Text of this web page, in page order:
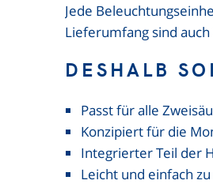
Jede
Lieferumfang sind
DESHALB
Passt für alle
Konzipiert für die
Integrierter Teil der
Leicht und einfach